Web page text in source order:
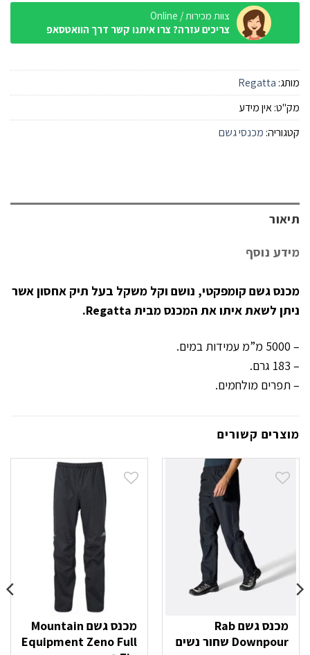
צוות מכירות / Online
צריכים עזרה? צרו איתנו קשר דרך הוואטסאפ
מותג: Regatta
מק"ט:אין מידע
קטגוריה: מכנסי גשם
תיאור
מידע נוסף
מכנס גשם קומפקטי, נושם וקל משקל בעל תיק אחסון אשר
ניתן לשאת איתו את המכנס מבית Regatta.
– 5000 מ”מ עמידות במים.
– 183 גרם.
– תפרים מולחמים.
מוצרים קשורים
מכנס גשם Rab
Downpour שחור נשים
מכנס גשם Mountain
Equipment Zeno Full